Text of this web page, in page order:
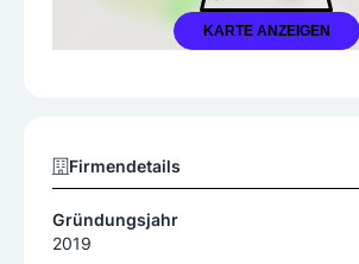
KARTE ANZEIGEN
Firmendetails
Gründungsjahr
2019